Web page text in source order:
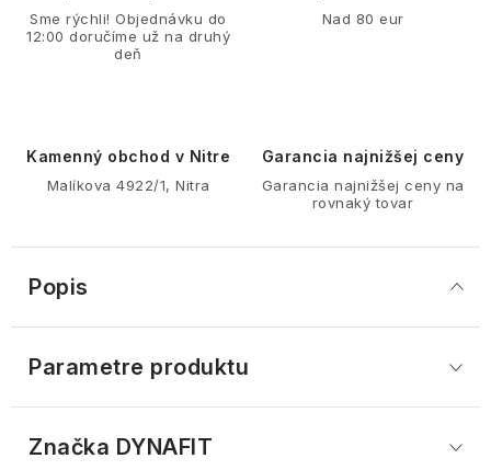
Sme rýchli! Objednávku do
12:00 doručíme už na druhý
deň
Nad 80 eur
Kamenný obchod v Nitre
Malíkova 4922/1, Nitra
Garancia najnižšej ceny
Garancia najnižšej ceny na
rovnaký tovar
Popis
Parametre produktu
Značka DYNAFIT